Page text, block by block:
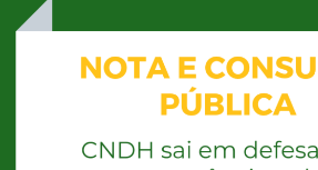
União
Europeia